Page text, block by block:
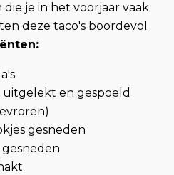
je in het voorjaar vaak
deze taco's boordevol
uitgelekt en gespoeld
gesneden
gesneden